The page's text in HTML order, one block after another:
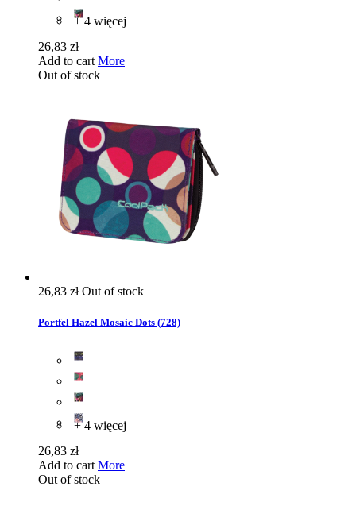
+ 4 więcej
26,83 zł
Add to cart More
Out of stock
26,83 złOut of stock
Portfel Hazel Mosaic Dots (728)
+ 4 więcej
26,83 zł
Add to cart More
Out of stock